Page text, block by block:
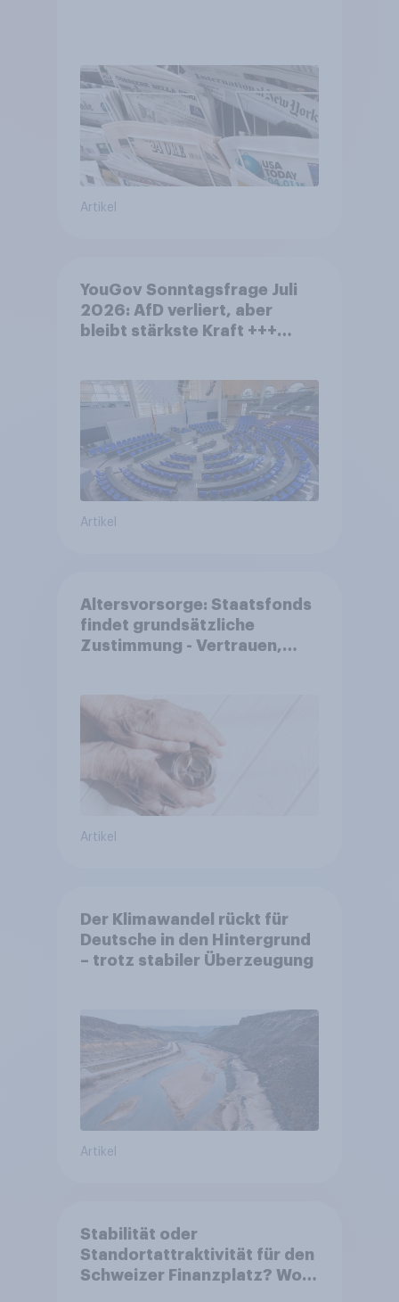
Artikel
YouGov Sonntagsfrage Juli
2026: AfD verliert, aber
bleibt stärkste Kraft +++
Artikel
Altersvorsorge: Staatsfonds
findet grundsätzliche
Zustimmung - Vertrauen,
Akzeptanz
Artikel
Der Klimawandel rückt für
Deutsche in den Hintergrund
– trotz stabiler Überzeugung
Artikel
Stabilität oder
Standortattraktivität für den
Schweizer Finanzplatz? Wo